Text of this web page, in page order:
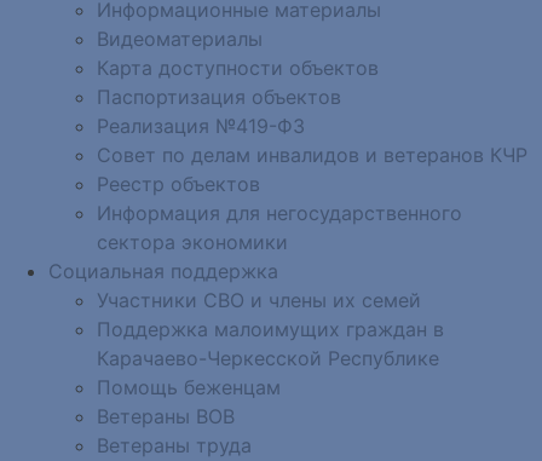
Информационные материалы
Видеоматериалы
Карта доступности объектов
Паспортизация объектов
Реализация №419-ФЗ
Совет по делам инвалидов и ветеранов КЧР
Реестр объектов
Информация для негосударственного
сектора экономики
Социальная поддержка
Участники СВО и члены их семей
Поддержка малоимущих граждан в
Карачаево-Черкесской Республике
Помощь беженцам
Ветераны ВОВ
Ветераны труда